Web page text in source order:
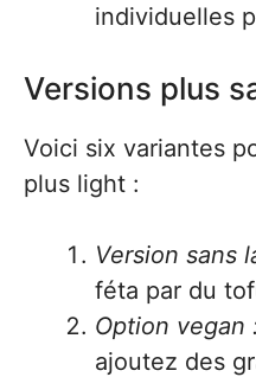
individuelles
Versions plus
Voici six variantes
plus light :
Version sans
féta par du
Option vegan
ajoutez des